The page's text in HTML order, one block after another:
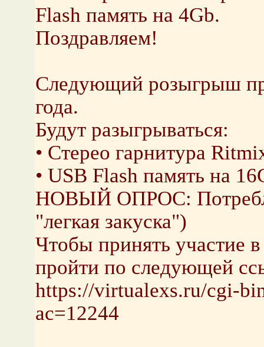
Flash память на 4Gb.
Поздравляем!
Следующий розыгрыш
года.
Будут разыгрываться:
• Стерео гарнитура
• USB Flash память на
НОВЫЙ ОПРОС:
"легкая закуска")
Чтобы принять участие
пройти по следующей
https://virtualexs.ru/cgi-
ac=12244